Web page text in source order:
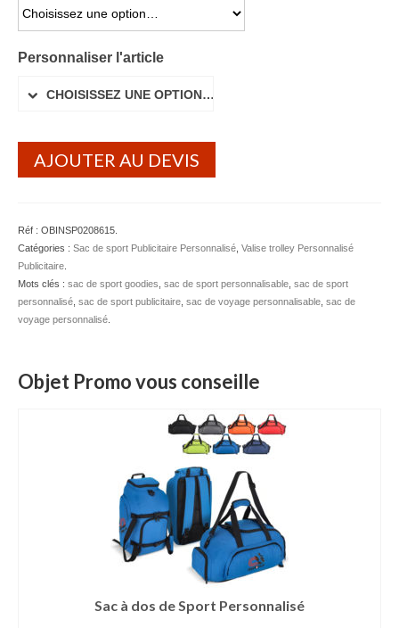
CHOISISSEZ UNE OPTION…
Personnaliser l'article
CHOISISSEZ UNE OPTION…
AJOUTER AU DEVIS
Réf : OBINSP0208615
Catégories : Sac de sport Publicitaire Personnalisé Valise trolley Personnalisé
Publicitaire
Mots clés : sac de sport goodies sac de sport personnalisable sac de sport
personnalisé sac de sport publicitaire sac de voyage personnalisable sac de
voyage personnalisé
Objet Promo vous conseille
Sac à dos de Sport Personnalisé